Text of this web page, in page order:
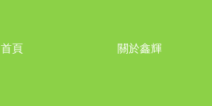
首頁 關於鑫輝